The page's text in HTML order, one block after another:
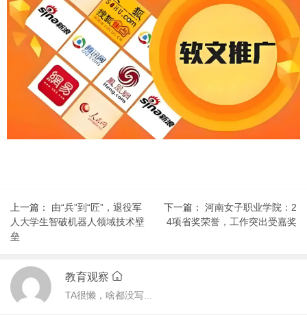
上一篇： 由“兵”到“匠”，退役军
人大学生智破机器人领域技术壁
垒
下一篇： 河南女子职业学院：2
4项省奖荣誉，工作突出受嘉奖
教育观察
TA很懒，啥都没写...